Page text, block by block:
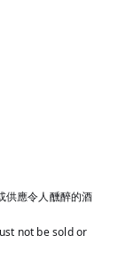
供應令人醺醉的酒
not be sold or